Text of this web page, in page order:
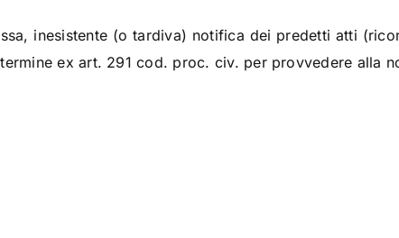
inesistente (o tardiva) notifica dei predetti atti
ex art. 291 cod. proc. civ. per provvedere alla